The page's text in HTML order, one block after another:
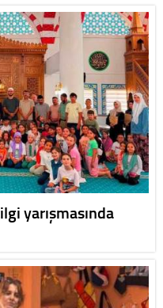
yarışmasında